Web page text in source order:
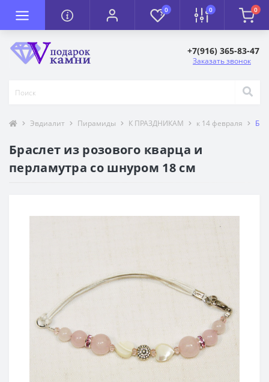
0 0 0
+7(916) 365-83-47
Заказать звонок
Эвдиалит Пирамиды К ПРАЗДНИКАМ к 14 февраля
Браслет из розового кварца и
перламутра со шнуром 18 см